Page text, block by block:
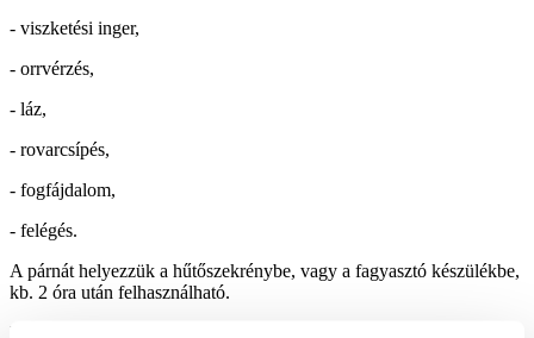
- viszketési inger,
- orrvérzés,
- láz,
- rovarcsípés,
- fogfájdalom,
- felégés.
A párnát helyezzük a hűtőszekrénybe, vagy a fagyasztó készülékbe,
kb. 2 óra után felhasználható.
Meleg terápia: krónikus panasz esetén: